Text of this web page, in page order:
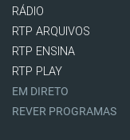
RÁDIO
RTP ARQUIVOS
RTP ENSINA
RTP PLAY
EM DIRETO
REVER PROGRAMAS